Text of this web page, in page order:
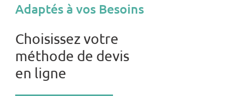
Adaptés à vos Besoins
Choisissez votre
méthode de devis
en ligne